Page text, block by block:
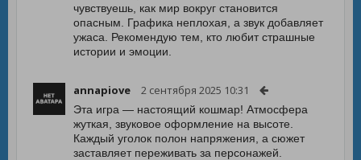
чувствуешь, как мир вокруг становится
опасным. Графика неплохая, а звук добавляет
ужаса. Рекомендую тем, кто любит страшные
истории и эмоции.
annapiove 2 сентября 2025 10:31
Эта игра — настоящий кошмар! Атмосфера
жуткая, звуковое оформление на высоте.
Каждый уголок полон напряжения, а сюжет
заставляет переживать за персонажей.